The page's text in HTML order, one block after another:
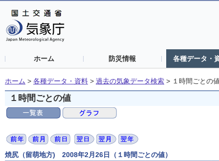
ホーム 防災情報 各種データ・
ホーム > 各種データ・資料 > 過去の気象データ検索 > １時間ごとの
１時間ごとの値
焼尻（留萌地方) 2008年2月26日（１時間ごとの値）